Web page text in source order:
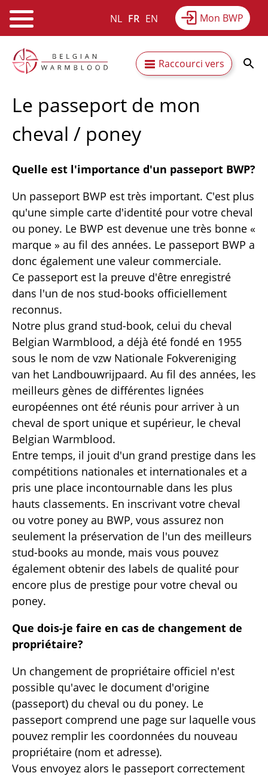
Aller
principal
Mon BWP
NL FR EN
Secundaire
navigatie
Webshop Equitime Actualités
À propos du BWP
Raccourci vers
Le passeport de mon
cheval / poney
Quelle est l'importance d'un passeport BWP?
Un passeport BWP est très important. C'est plus
qu'une simple carte d'identité pour votre cheval
ou poney. Le BWP est devenue une très bonne «
marque » au fil des années. Le passeport BWP a
donc également une valeur commerciale.
Ce passeport est la preuve d'être enregistré
dans l'un de nos stud-books officiellement
reconnus.
Notre plus grand stud-book, celui du cheval
Belgian Warmblood, a déjà été fondé en 1955
sous le nom de vzw Nationale Fokvereniging
van het Landbouwrijpaard. Au fil des années, les
meilleurs gènes de différentes lignées
européennes ont été réunis pour arriver à un
cheval de sport unique et supérieur, le cheval
Belgian Warmblood.
Entre temps, il jouit d'un grand prestige dans les
compétitions nationales et internationales et a
pris une place incontournable dans les plus
hauts classements. En inscrivant votre cheval
ou votre poney au BWP, vous assurez non
seulement la préservation de l'un des meilleurs
stud-books au monde, mais vous pouvez
également obtenir des labels de qualité pour
encore plus de prestige pour votre cheval ou
poney.
Que dois-je faire en cas de changement de
propriétaire?
Un changement de propriétaire officiel n'est
possible qu'avec le document d'origine
(passeport) du cheval ou du poney. Le
passeport comprend une page sur laquelle vous
pouvez remplir les coordonnées du nouveau
propriétaire (nom et adresse).
Vous envoyez alors le passeport correctement